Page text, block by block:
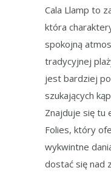
Cala Llamp to
która
spokojną
tradycyjnej
jest bardziej
szukających
Znajduje się tu
Folies, który
wykwintne
dostać się nad